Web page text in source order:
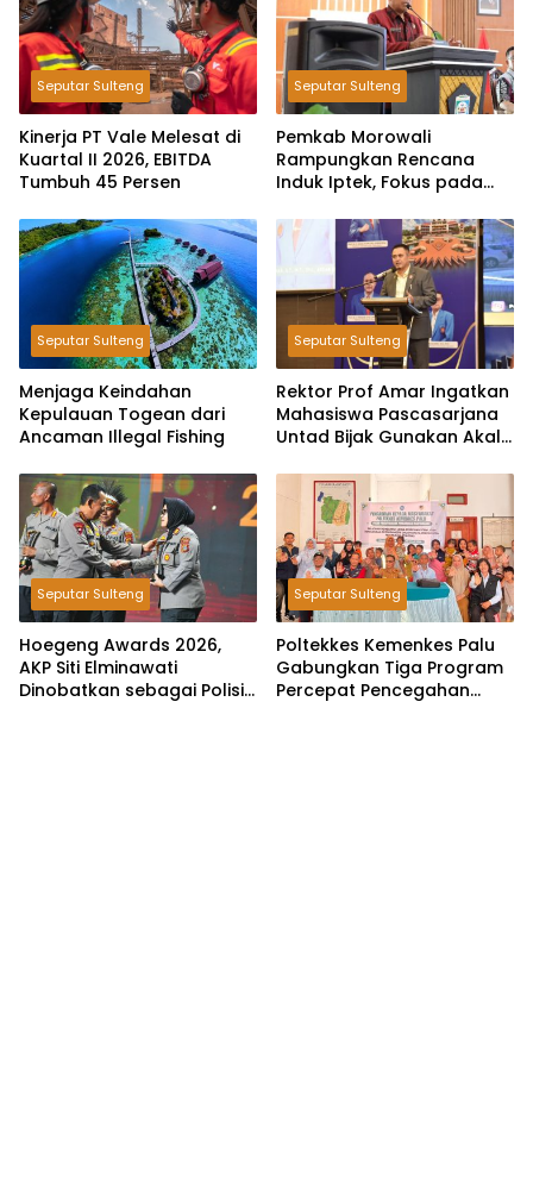
Seputar Sulteng
Kinerja PT Vale Melesat di
Kuartal II 2026, EBITDA
Tumbuh 45 Persen
Seputar Sulteng
Pemkab Morowali
Rampungkan Rencana
Induk Iptek, Fokus pada
Seputar Sulteng
Menjaga Keindahan
Kepulauan Togean dari
Ancaman Illegal Fishing
Seputar Sulteng
Rektor Prof Amar Ingatkan
Mahasiswa Pascasarjana
Untad Bijak Gunakan Akal
Seputar Sulteng
Hoegeng Awards 2026,
AKP Siti Elminawati
Dinobatkan sebagai Polisi
Seputar Sulteng
Poltekkes Kemenkes Palu
Gabungkan Tiga Program
Percepat Pencegahan